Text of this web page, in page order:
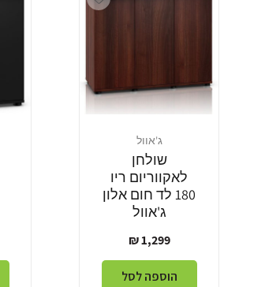
ג'אוול
שולחן
לאקווריום ריו
180 לד חום אלון
ג'אוול
מחיר
רגיל
1,299 ₪
הוספה לסל